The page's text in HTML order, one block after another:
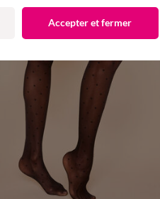
Accepter et fermer